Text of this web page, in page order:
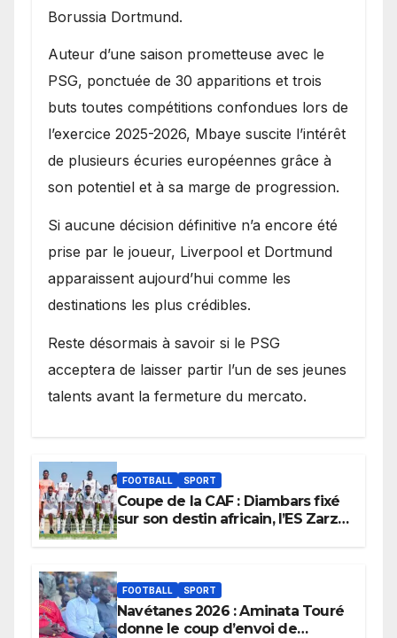
Borussia Dortmund.
Auteur d’une saison prometteuse avec le
PSG, ponctuée de 30 apparitions et trois
buts toutes compétitions confondues lors de
l’exercice 2025-2026, Mbaye suscite l’intérêt
de plusieurs écuries européennes grâce à
son potentiel et à sa marge de progression.
Si aucune décision définitive n’a encore été
prise par le joueur, Liverpool et Dortmund
apparaissent aujourd’hui comme les
destinations les plus crédibles.
Reste désormais à savoir si le PSG
acceptera de laisser partir l’un de ses jeunes
talents avant la fermeture du mercato.
FOOTBALL SPORT
Coupe de la CAF : Diambars fixé
sur son destin africain, l’ES Zarzis
FOOTBALL SPORT
Navétanes 2026 : Aminata Touré
donne le coup d’envoi de